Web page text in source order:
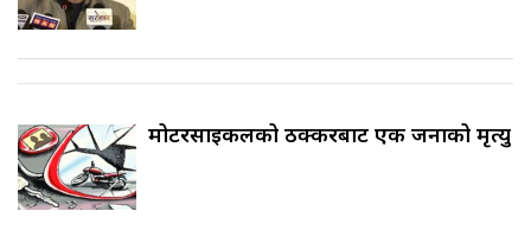
मोटरसाइकलको ठक्करबाट एक जनाको मृत्यु